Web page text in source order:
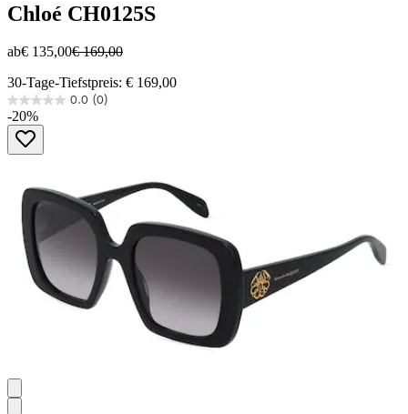
Chloé CH0125S
ab€ 135,00€ 169,00
30-Tage-Tiefstpreis: € 169,00
0.0 (0)
0.0
von
Sternen.
-20%